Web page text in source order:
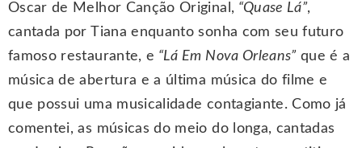
Oscar de Melhor Canção Original, “Quase Lá”,
cantada por Tiana enquanto sonha com seu futuro
famoso restaurante, e “Lá Em Nova Orleans” que é a
música de abertura e a última música do filme e
que possui uma musicalidade contagiante. Como já
comentei, as músicas do meio do longa, cantadas